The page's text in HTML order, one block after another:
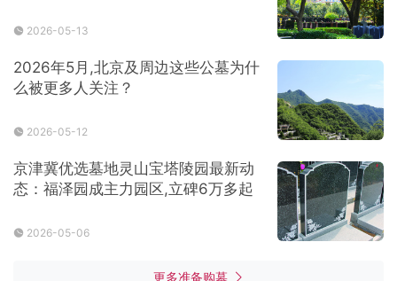
2026-05-13
2026年5月,北京及周边这些公墓为什
么被更多人关注？
2026-05-12
京津冀优选墓地灵山宝塔陵园最新动
态：福泽园成主力园区,立碑6万多起
2026-05-06
更多准备购墓